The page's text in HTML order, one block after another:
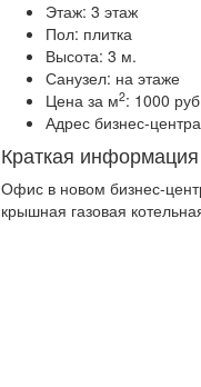
Этаж: 3 этаж
Пол: плитка
Высота: 3 м.
Санузел: на этаже
Цена за м2: 1000
Адрес бизнес-
Краткая информация
Офис в новом бизнес-
крышная газовая